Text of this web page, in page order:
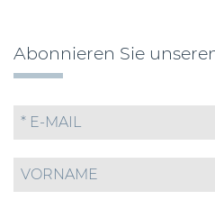
Abonnieren Sie